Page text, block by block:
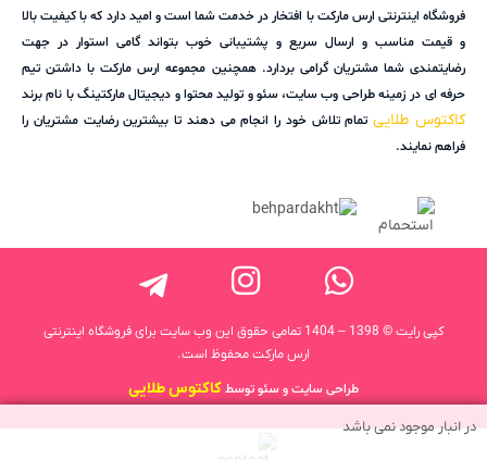
در انبار موجود نمی باشد
فروشگاه اینترنتی ارس مارکت با افتخار در خدمت شما است و امید دارد که با کیفیت بالا
و قیمت مناسب و ارسال سریع و پشتیبانی خوب بتواند گامی استوار در جهت
رضایتمندی شما مشتریان گرامی بردارد. همچنین مجموعه ارس مارکت با داشتن تیم
حرفه ای در زمینه طراحی وب سایت، سئو و تولید محتوا و دیجیتال مارکتینگ با نام برند
کاکتوس طلاییتمام تلاش خود را انجام می دهند تا بیشترین رضایت مشتریان را
فراهم نمایند.
کپی رایت © 1398 – 1404 تمامی حقوق این وب سایت برای فروشگاه اینترنتی
ارس مارکت محفوظ است.
طراحی سایت و سئو توسطکاکتوس طلایی